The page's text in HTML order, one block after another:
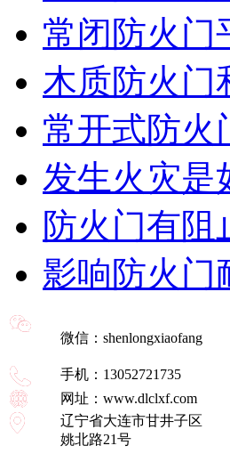
常闭防火门
木质防火门
常开式防火
发生火灾是
防火门有阻
影响防火门
微信：shenlongxiaofang
手机：13052721735
网址：www.dlclxf.com
辽宁省大连市甘井子区
姚北路21号